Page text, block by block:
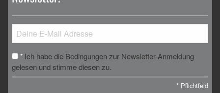
* Ich habe die Bedingungen zur Newsletter-Anmeldung
gelesen und stimme diesen zu.
* Pflichtfeld